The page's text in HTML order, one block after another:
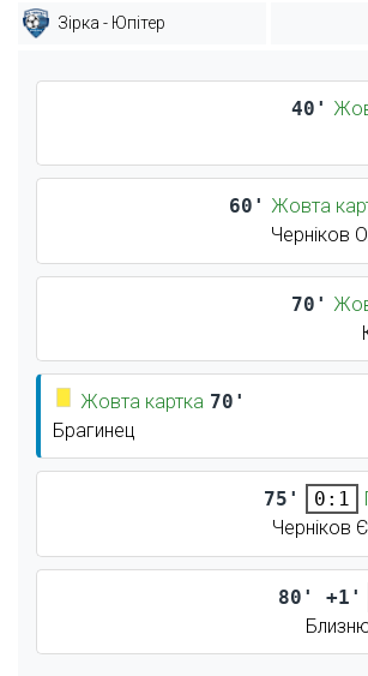
Зірка - Юпітер
40'
60' Жовта
Черніков
70'
Жовта картка 70'
Брагинец
75' 0:1
Черніков
80' +1'